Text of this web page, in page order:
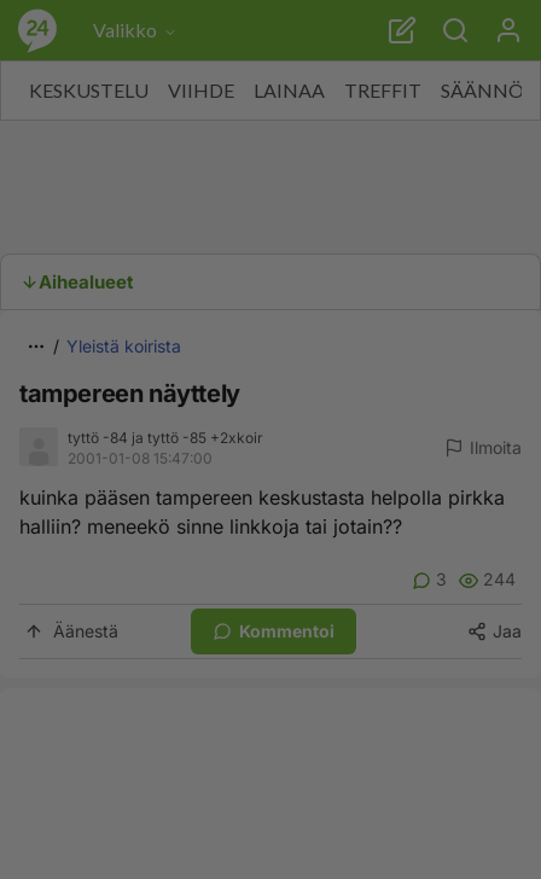
Valikko
KESKUSTELU VIIHDE LAINAA TREFFIT SÄÄNNÖT
Aihealueet
Yleistä koirista
tampereen näyttely
tyttö -84 ja tyttö -85 +2xkoir
2001-01-08 15:47:00
Ilmoita
kuinka pääsen tampereen keskustasta helpolla pirkka
halliin? meneekö sinne linkkoja tai jotain??
3 244
Äänestä Kommentoi Jaa